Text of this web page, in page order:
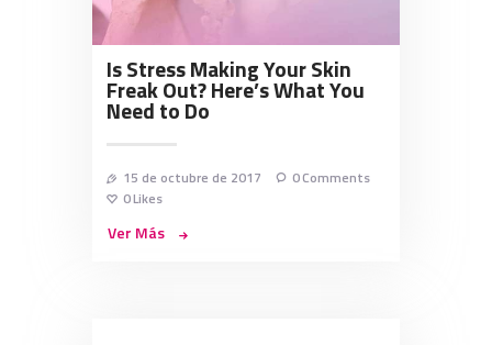
Is Stress Making Your Skin
Freak Out? Here’s What You
Need to Do
15 de octubre de 2017 0Comments
0Likes
Ver Más